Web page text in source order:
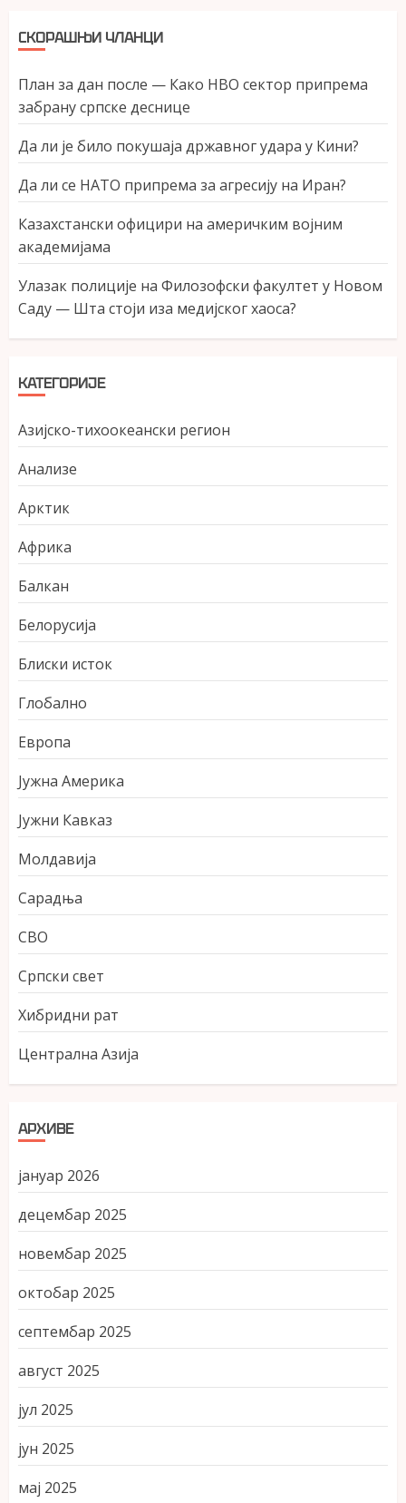
СКОРАШЊИ ЧЛАНЦИ
План за дан после — Како НВО сектор припрема
забрану српске деснице
Да ли је било покушаја државног удара у Кини?
Да ли се НАТО припрема за агресију на Иран?
Казахстански официри на америчким војним
академијама
Улазак полиције на Филозофски факултет у Новом
Саду — Шта стоји иза медијског хаоса?
КАТЕГОРИЈЕ
Азијско-тихоокеански регион
Анализе
Арктик
Африка
Балкан
Белорусија
Блиски исток
Глобално
Европа
Јужна Америка
Јужни Кавказ
Молдавија
Сарадња
СВО
Српски свет
Хибридни рат
Централна Азија
АРХИВЕ
јануар 2026
децембар 2025
новембар 2025
октобар 2025
септембар 2025
август 2025
јул 2025
јун 2025
мај 2025